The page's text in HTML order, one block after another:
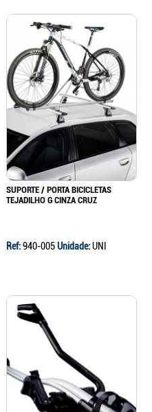
SUPORTE / PORTA BICICLETAS
TEJADILHO G CINZA CRUZ
Ref:940-005Unidade:UNI
comprar